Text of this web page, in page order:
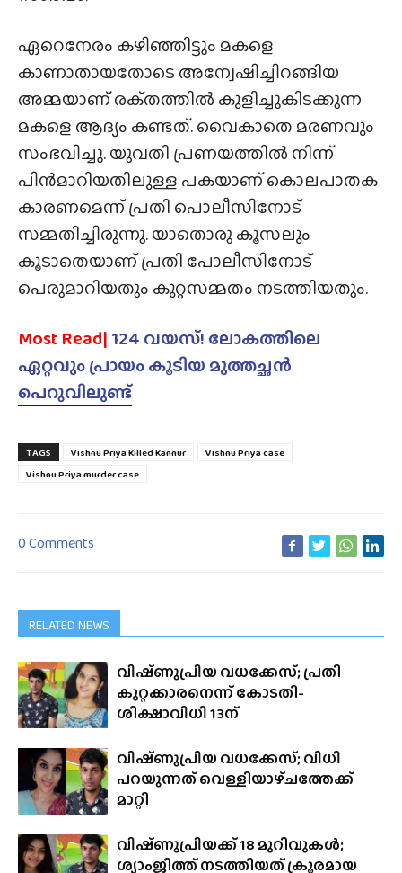
ഏറെനേരം കഴിഞ്ഞിട്ടും മകളെ
കാണാതായതോടെ അന്വേഷിച്ചിറങ്ങിയ
അമ്മയാണ് രക്‌തത്തിൽ കുളിച്ചുകിടക്കുന്ന
മകളെ ആദ്യം കണ്ടത്. വൈകാതെ മരണവും
സംഭവിച്ചു. യുവതി പ്രണയത്തിൽ നിന്ന്
പിൻമാറിയതിലുള്ള പകയാണ് കൊലപാതക
കാരണമെന്ന് പ്രതി പൊലീസിനോട്
സമ്മതിച്ചിരുന്നു. യാതൊരു കൂസലും
കൂടാതെയാണ് പ്രതി പോലീസിനോട്
പെരുമാറിയതും കുറ്റസമ്മതം നടത്തിയതും.
Most Read| 124 വയസ്! ലോകത്തിലെ
ഏറ്റവും പ്രായം കൂടിയ മുത്തച്ഛൻ
പെറുവിലുണ്ട്
TAGS Vishnu Priya Killed Kannur
Vishnu Priya case
Vishnu Priya murder case
0 Comments
RELATED NEWS
വിഷ്‌ണുപ്രിയ വധക്കേസ്; പ്രതി
കുറ്റക്കാരനെന്ന് കോടതി-
ശിക്ഷാവിധി 13ന്
വിഷ്‌ണുപ്രിയ വധക്കേസ്; വിധി
പറയുന്നത് വെള്ളിയാഴ്‌ചത്തേക്ക്
മാറ്റി
വിഷ്‌ണുപ്രിയക്ക് 18 മുറിവുകൾ;
ശ്യാംജിത്ത് നടത്തിയത് ക്രൂരമായ